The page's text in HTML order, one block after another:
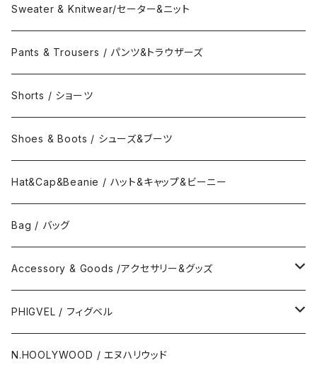
Collar Long Shirt / 襟付き長袖シャツ
Collar Short Shirt / 襟付き半袖シャツ
Polo Long Shirt / 長袖ポロシャツ
Polo Short Shirt / 半袖ポロシャツ
T-Shirts / Tシャツ
Long Sleeve Tee / 長袖Tシャツ
Short Sleeve Tee / 半袖Tシャツ
Crew Neck Sweat /クルーネックスウェット
Turtle Neck Sweat/タートルネックスウェット
Hood Sweat / フードスウェット
Sweater & Knitwear/セーター&ニット
Pants & Trousers / パンツ&トラウザーズ
Shorts / ショーツ
Shoes & Boots / シューズ&ブーツ
Hat&Cap&Beanie / ハット&キャップ&ビーニー
Bag / バッグ
Accessory & Goods /アクセサリー&グッズ
Wallet & Coincase
Card Case
PHIGVEL / フィグベル
The Permanent / パーマネント
N.HOOLYWOOD / エヌハリウッド